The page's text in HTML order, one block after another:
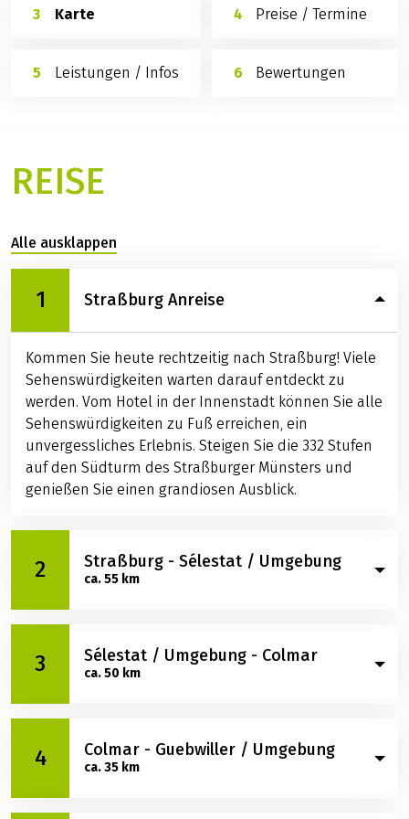
Karte Preise / Termine
Leistungen / Infos Bewertungen
REISE
Alle ausklappen
1 Straßburg Anreise
Kommen Sie heute rechtzeitig nach Straßburg! Viele
Sehenswürdigkeiten warten darauf entdeckt zu
werden. Vom Hotel in der Innenstadt können Sie alle
Sehenswürdigkeiten zu Fuß erreichen, ein
unvergessliches Erlebnis. Steigen Sie die 332 Stufen
auf den Südturm des Straßburger Münsters und
genießen Sie einen grandiosen Ausblick.
2 Straßburg - Sélestat / Umgebung
ca. 55 km
des Rhein-Rhone Kanals Richtung Süden und
gelangen im Herzen der Moorlandschaft des
elsässischen Rieds nach Osthouse, Saint-Hippolyte
oder Sélestat. Übernachtung im Raum Sélestat.
3 Sélestat / Umgebung - Colmar
ca. 50 km
Colmar. Freuen Sie sich auf die sehenswerte Altstadt
mit seinem berühmten Stadtviertel Klein-Venedig.
Staunen Sie über die bunt bemalten und
4 Colmar - Guebwiller / Umgebung
ca. 35 km